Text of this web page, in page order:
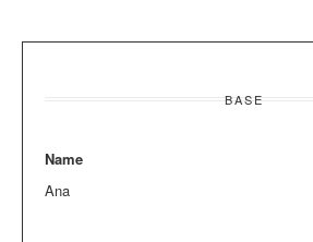
BASE
Name
Ana